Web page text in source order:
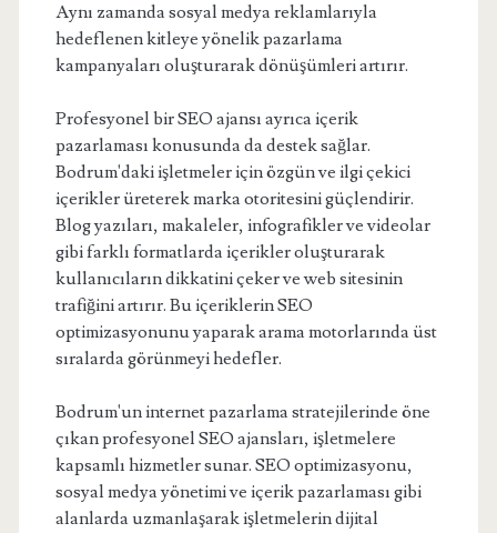
Aynı zamanda sosyal medya reklamlarıyla
hedeflenen kitleye yönelik pazarlama
kampanyaları oluşturarak dönüşümleri artırır.
Profesyonel bir SEO ajansı ayrıca içerik
pazarlaması konusunda da destek sağlar.
Bodrum'daki işletmeler için özgün ve ilgi çekici
içerikler üreterek marka otoritesini güçlendirir.
Blog yazıları, makaleler, infografikler ve videolar
gibi farklı formatlarda içerikler oluşturarak
kullanıcıların dikkatini çeker ve web sitesinin
trafiğini artırır. Bu içeriklerin SEO
optimizasyonunu yaparak arama motorlarında üst
sıralarda görünmeyi hedefler.
Bodrum'un internet pazarlama stratejilerinde öne
çıkan profesyonel SEO ajansları, işletmelere
kapsamlı hizmetler sunar. SEO optimizasyonu,
sosyal medya yönetimi ve içerik pazarlaması gibi
alanlarda uzmanlaşarak işletmelerin dijital